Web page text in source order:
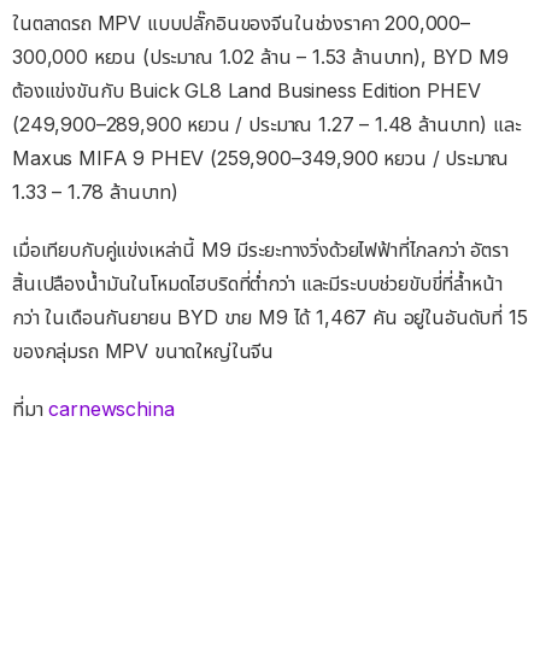
ในตลาดรถ MPV แบบปลั๊กอินของจีนในช่วงราคา 200,000–
300,000 หยวน (ประมาณ 1.02 ล้าน – 1.53 ล้านบาท), BYD M9
ต้องแข่งขันกับ Buick GL8 Land Business Edition PHEV
(249,900–289,900 หยวน / ประมาณ 1.27 – 1.48 ล้านบาท) และ
Maxus MIFA 9 PHEV (259,900–349,900 หยวน / ประมาณ
1.33 – 1.78 ล้านบาท)
เมื่อเทียบกับคู่แข่งเหล่านี้ M9 มีระยะทางวิ่งด้วยไฟฟ้าที่ไกลกว่า อัตรา
สิ้นเปลืองน้ำมันในโหมดไฮบริดที่ต่ำกว่า และมีระบบช่วยขับขี่ที่ล้ำหน้า
กว่า ในเดือนกันยายน BYD ขาย M9 ได้ 1,467 คัน อยู่ในอันดับที่ 15
ของกลุ่มรถ MPV ขนาดใหญ่ในจีน
ที่มาcarnewschina